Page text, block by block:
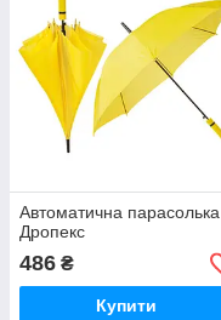
Автоматична парасолька
Дропекс
486 ₴
Купити